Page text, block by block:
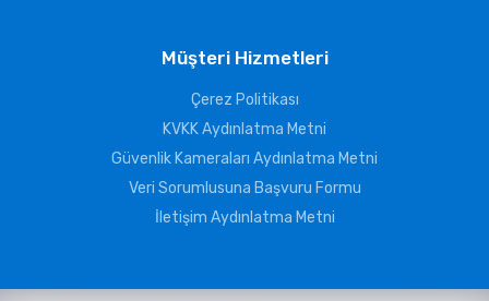
Müşteri Hizmetleri
Çerez Politikası
KVKK Aydınlatma Metni
Güvenlik Kameraları Aydınlatma Metni
Veri Sorumlusuna Başvuru Formu
İletişim Aydınlatma Metni